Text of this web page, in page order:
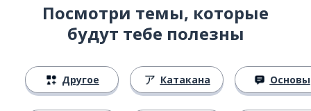
Посмотри темы, которые
будут тебе полезны
Другое Катакана Основы